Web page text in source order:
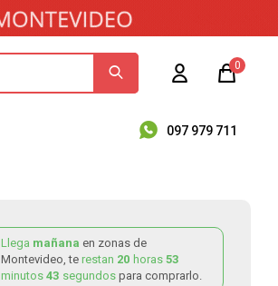
097 979 711
0
Llega mañana en zonas de
Montevideo, te restan 20 horas 53
minutos 43 segundos para comprarlo.